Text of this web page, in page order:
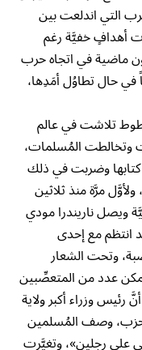
التي اندلعت بين
أهدافٍ خفيَّة رغم
ماضية في اتجاه حرب
حال تطاوُل أمَدِها،
تلاشت في عالم
وتخالطت المُسلمات،
كتابها وضربت في ذلك
بالهند. ففي عام 2014م، ولأوَّل مرَّة منذ ثلاثين
ويصل ناريندرا مودي
انتظم مع إحدى
وتحت الشعار
عدد من المتعصِّبين
وزراء أكبر ولاية
وصف المُسلمين
على رجلين»، وتغيَّرت